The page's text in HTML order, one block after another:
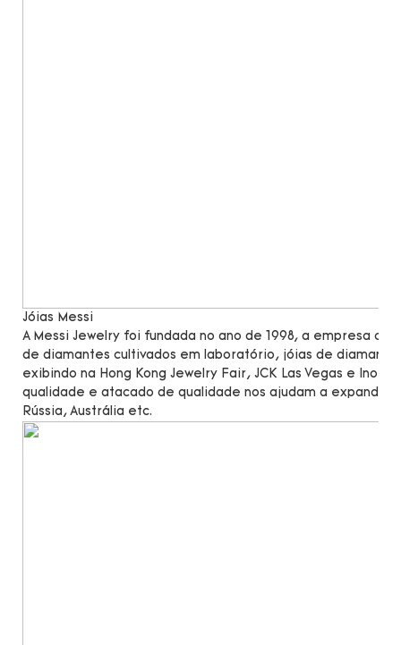
Jóias Messi
A Messi Jewelry foi fundada no ano de 1998, a empresa
de diamantes cultivados em laboratório, jóias de
exibindo na Hong Kong Jewelry Fair, JCK Las Vegas e
qualidade e atacado de qualidade nos ajudam a expandir
Rússia, Austrália etc.